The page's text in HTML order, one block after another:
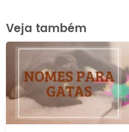
Este conteúdo contém
Este conteúdo não tem a
Outro
Veja também